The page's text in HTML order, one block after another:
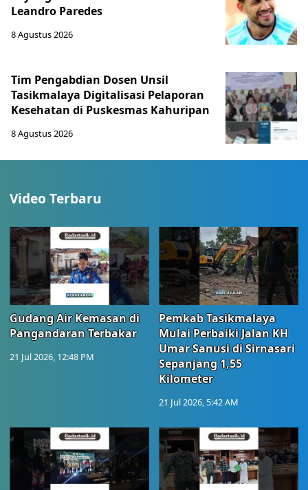
Leandro Paredes
8 Agustus 2026
Tim Pengabdian Dosen Unsil
Tasikmalaya Digitalisasi Pelaporan
Kesehatan di Puskesmas Kahuripan
8 Agustus 2026
Video Terbaru
Gudang Air Kemasan di
Pangandaran Terbakar
21 Jul 2026, 12:48 PM
Pemkab Tasikmalaya
Mulai Perbaiki Jalan KH
Umar Sanusi di Sirnasari
Sepanjang 1,55
Kilometer
21 Jul 2026, 5:42 AM